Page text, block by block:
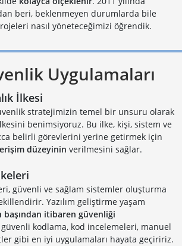
beri, beklenmeyen durumlarda bile
nasıl yöneteceğimizi öğrendik.
Uygulamaları
İlkesi
stratejimizin temel bir unsuru olarak
benimsiyoruz. Bu ilke, kişi, sistem ve
belirli görevlerini yerine getirmek için
düzeyinin verilmesini sağlar.
güvenli ve sağlam sistemler oluşturma
Yazılım geliştirme yaşam
başından itibaren güvenliği
güvenli kodlama, kod incelemeleri, manuel
gibi en iyi uygulamaları hayata geçiririz.